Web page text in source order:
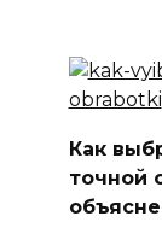
Как
точной